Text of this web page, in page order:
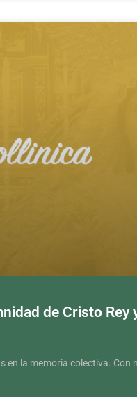
de Cristo Rey
la memoria colectiva. Con